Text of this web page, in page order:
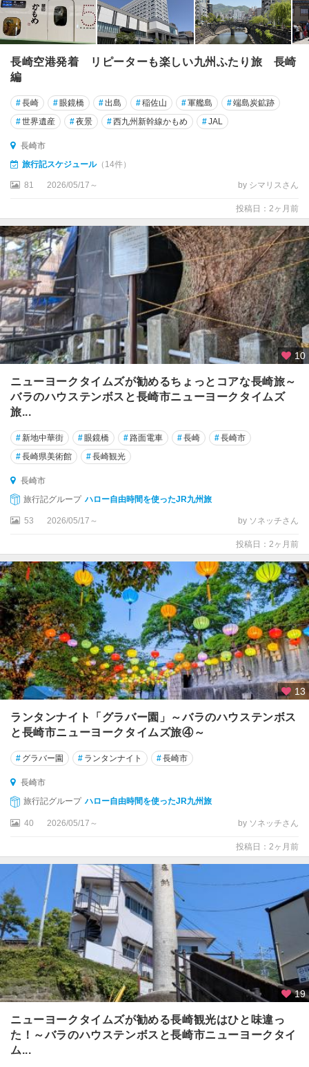
長崎空港発着 リピーターも楽しい九州ふたり旅 長崎
編
#長崎 # 眼鏡橋 #出島 #稲佐山 #軍艦島 #端島炭鉱跡
#世界遺産 #夜景 #西九州新幹線かもめ #JAL
長崎市
旅行記スケジュール（14件）
81 2026/05/17～ by シマリスさん
投稿日：2ヶ月前
10
ニューヨークタイムズが勧めるちょっとコアな長崎旅～
バラのハウステンボスと長崎市ニューヨークタイムズ
旅...
#新地中華街 # 眼鏡橋 #路面電車 #長崎 #長崎市
#長崎県美術館 #長崎観光
長崎市
旅行記グループ ハロー自由時間を使ったJR九州旅
53 2026/05/17～ by ソネッチさん
投稿日：2ヶ月前
13
ランタンナイト「グラバー園」～バラのハウステンボス
と長崎市ニューヨークタイムズ旅④～
# グラバー園 # ランタンナイト #長崎市
長崎市
旅行記グループ ハロー自由時間を使ったJR九州旅
40 2026/05/17～ by ソネッチさん
投稿日：2ヶ月前
19
ニューヨークタイムズが勧める長崎観光はひと味違っ
た！～バラのハウステンボスと長崎市ニューヨークタイ
ム...